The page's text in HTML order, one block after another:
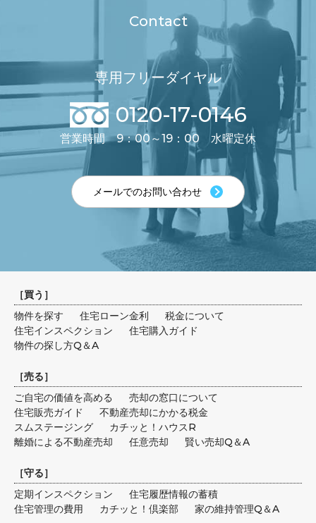
Contact
専用フリーダイヤル
0120-17-0146
営業時間 9：00～19：00 水曜定休
メールでのお問い合わせ
［買う ］
物件を探す
住宅ローン金利
税金について
住宅インスペクション
住宅購入ガイド
物件の探し方Q＆A
［売る］
ご自宅の価値を高める
売却の窓口について
住宅販売ガイド
不動産売却にかかる税金
スムステージング
カチッと！ハウスR
離婚による不動産売却
任意売却 賢い売却Q＆A
［守る］
定期インスペクション
住宅履歴情報の蓄積
住宅管理の費用
カチッと！倶楽部 家の維持管理Q＆A